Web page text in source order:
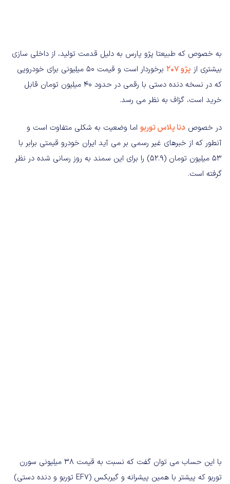
به خصوص که طبیعتا پژو پارس به دلیل قدمت تولید، از داخلی سازی
بیشتری از پژو 207
برخوردار است و قیمت 50 میلیونی برای خودرویی
که در نسخه دنده دستی با رقمی در حدود 40 میلیون تومان قابل
خرید است، گزاف به نظر می رسد.
در خصوص دنا پلاس توربو اما وضعیت به شکلی متفاوت است و
آنطور که از خبرهای غیر رسمی بر می آید ایران خودرو قیمتی برابر با
53 میلیون تومان (52.9) را برای این سمند به روز رسانی شده در نظر
گرفته است.
با این حساب می توان گفت که نسبت به قیمت 38 میلیونی سورن
توربو که پیشتر با همین پیشرانه و گیربکس (EF7 توربو و دنده دستی)